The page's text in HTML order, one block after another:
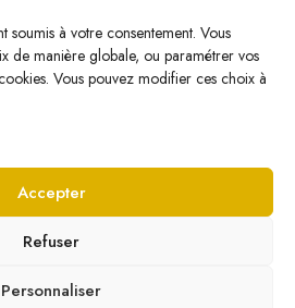
soumis à votre consentement. Vous
de manière globale, ou paramétrer vos
Vous pouvez modifier ces choix à
Accepter
Refuser
Personnaliser